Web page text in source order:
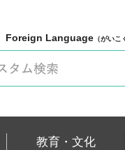
Foreign Language （がいこ
教育・文化